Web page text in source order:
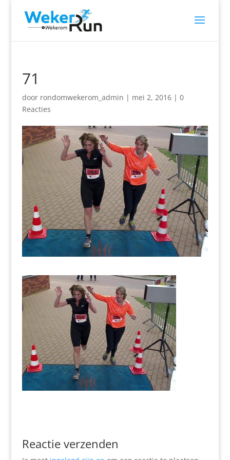
71
door rondomwekerom_admin | mei 2, 2016| 0
Reacties
Reactie verzenden